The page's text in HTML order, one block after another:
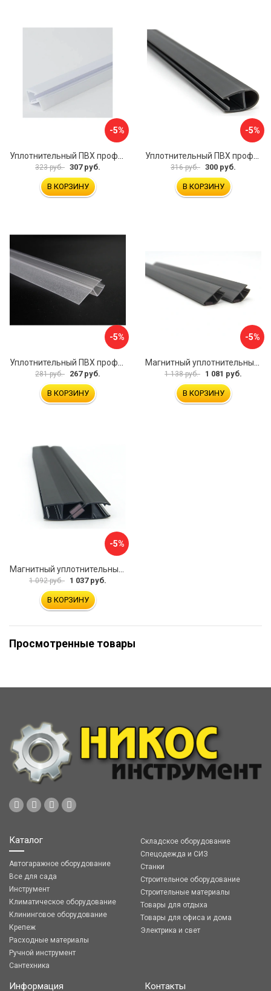
-5%
Уплотнительный ПВХ профиль для стекла 8мм SERVICE PLUS PVH04-403/7WM8
323 руб. 307 руб.
В КОРЗИНУ
-5%
Уплотнительный ПВХ профиль для стекла 8мм SERVICE PLUS PVH04-906GFM8
316 руб. 300 руб.
В КОРЗИНУ
-5%
281 руб. 267 руб.
В КОРЗИНУ
-5%
1 138 руб. 1 081 руб.
В КОРЗИНУ
-5%
1 092 руб. 1 037 руб.
В КОРЗИНУ
Просмотренные товары
Каталог
Автогаражное оборудование
Все для сада
Инструмент
Климатическое оборудование
Клининговое оборудование
Крепеж
Расходные материалы
Ручной инструмент
Сантехника
Складское оборудование
Спецодежда и СИЗ
Станки
Строительное оборудование
Строительные материалы
Товары для отдыха
Товары для офиса и дома
Электрика и свет
Информация Контакты